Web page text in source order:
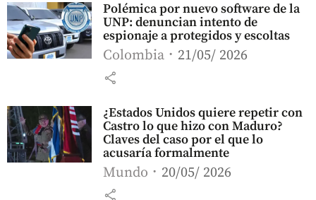
Polémica por nuevo software de la
UNP: denuncian intento de
espionaje a protegidos y escoltas
Colombia 21/05/ 2026
share
¿Estados Unidos quiere repetir con
Castro lo que hizo con Maduro?
Claves del caso por el que lo
acusaría formalmente
Mundo 20/05/ 2026
share